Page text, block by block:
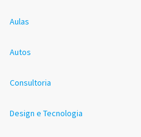
Aulas
Autos
Consultoria
Design e Tecnologia